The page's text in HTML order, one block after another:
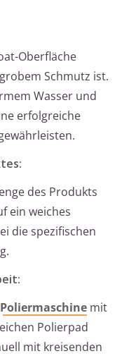
Oberfläche
Schmutz ist.
Wasser und
erfolgreiche
des Produkts
ein weiches
die spezifischen
Poliermaschine mit
Polierpad
mit kreisenden